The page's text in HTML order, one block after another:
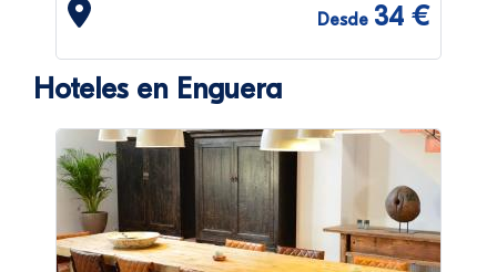
Desde 34 €
Hoteles en Enguera